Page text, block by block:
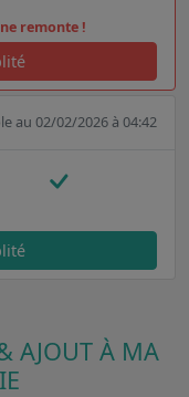
remonte !
au 02/02/2026 à 04:42
AJOUT À MA